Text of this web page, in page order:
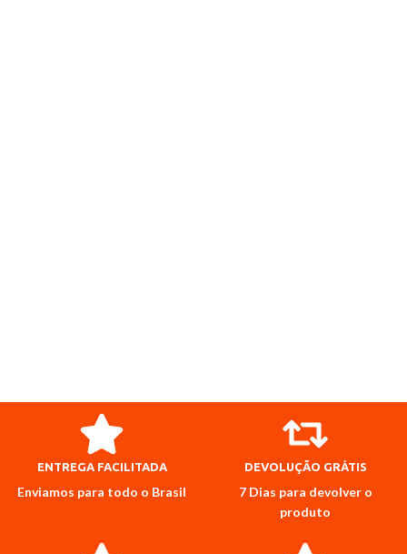
ENTREGA FACILITADA
Enviamos para todo o Brasil
DEVOLUÇÃO GRÁTIS
7 Dias para devolver o
produto